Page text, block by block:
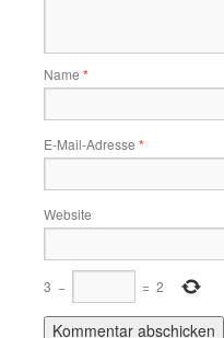
Name *
E-Mail-Adresse *
Website
3 − = 2